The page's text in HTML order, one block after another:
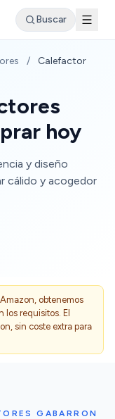
Buscar
/
Calefactor
hoy
y diseño
cálido y acogedor
obtenemos
los requisitos. El
sin coste extra para
GABARRON